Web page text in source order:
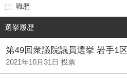
職歴
選挙履歴
第49回衆議院議員選挙 岩手1区
2021年10月31日 投票